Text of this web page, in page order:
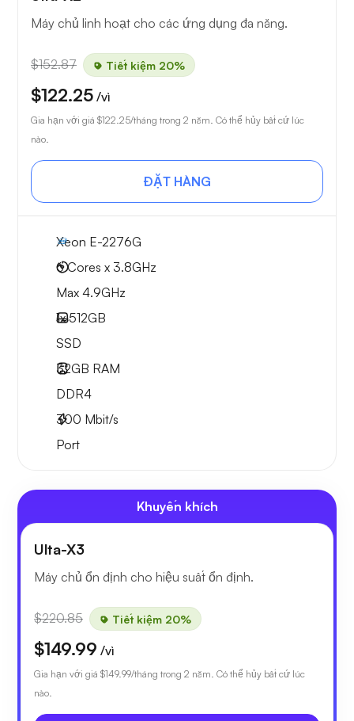
Máy chủ linh hoạt cho các ứng dụng đa năng.
$152.87 Tiết kiệm 20%
$122.25 /vì
Gia hạn với giá $122.25/tháng trong 2 năm. Có thể hủy bất cứ lúc
nào.
ĐẶT HÀNG
Xeon E-2276G
6 Cores x 3.8GHz
Max 4.9GHz
1x512GB
SSD
32GB RAM
DDR4
300 Mbit/s
Port
Khuyến khích
Ulta-X3
Máy chủ ổn định cho hiệu suất ổn định.
$220.85 Tiết kiệm 20%
$149.99 /vì
Gia hạn với giá $149.99/tháng trong 2 năm. Có thể hủy bất cứ lúc
nào.